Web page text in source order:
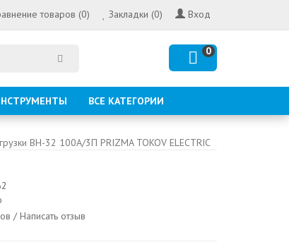
Вход
Закладки (0)
товаров (0)
0
ВСЕ КАТЕГОРИИ
ВН-32 100А/3П PRIZMA TOKOV ELECTRIC
/Написать отзыв